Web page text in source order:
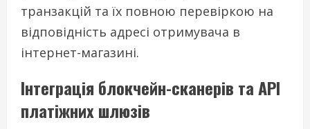
транзакцій та їх повною перевіркою на
відповідність адресі отримувача в
інтернет-магазині.
Інтеграція блокчейн-сканерів та API
платіжних шлюзів